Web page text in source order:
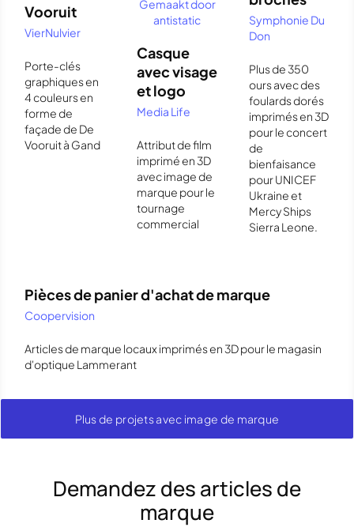
Vooruit
VierNulvier
Porte-clés
graphiques en
4 couleurs en
forme de
façade de De
Vooruit à Gand
Casque
avec visage
et logo
Media Life
Attribut de film
imprimé en 3D
avec image de
marque pour le
tournage
commercial
Symphonie Du
Don
Plus de 350
ours avec des
foulards dorés
imprimés en 3D
pour le concert
de
bienfaisance
pour UNICEF
Ukraine et
Mercy Ships
Sierra Leone.
Pièces de panier d'achat de marque
Coopervision
Articles de marque locaux imprimés en 3D pour le magasin
d'optique Lammerant
Plus de projets avec image de marque
Demandez des articles de
marque